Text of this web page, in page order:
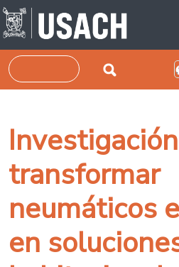
Pasar al contenido principal
Buscar
transformar
neumáticos
en